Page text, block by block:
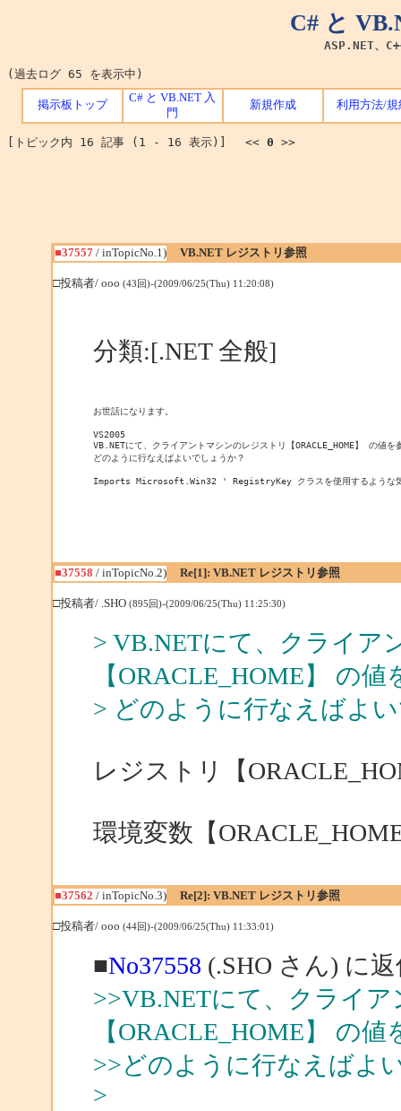
C# と
ASP.NET、
(過去ログ 65 を表示中)
掲示板トップ
C# と VB.NET 入
門
新規作成 利用方法/規
[トピック内 16 記事 (1 - 16 表示)] << 0 >>
■37557/ inTopicNo.1) VB.NET レジストリ参照
□投稿者/ ooo (43回)-(2009/06/25(Thu) 11:20:08)
分類:[.NET 全般]
お世話になります。
VS2005
VB.NETにて、クライアントマシンのレジストリ【ORACLE_HOME】 の値を
どのように行なえばよいでしょうか？
Imports Microsoft.Win32 ' RegistryKey クラスを使用するような気
■37558 / inTopicNo.2) Re[1]: VB.NET レジストリ参照
□投稿者/ .SHO (895回)-(2009/06/25(Thu) 11:25:30)
> VB.NETにて、クライア
【ORACLE_HOME】 の
> どのように行なえばよ
レジストリ【
環境変数【
■37562 / inTopicNo.3) Re[2]: VB.NET レジストリ参照
□投稿者/ ooo (44回)-(2009/06/25(Thu) 11:33:01)
■No37558 (.SHO さん) に
>>VB.NETにて、クライ
【ORACLE_HOME】 の
>>どのように行なえばよ
>